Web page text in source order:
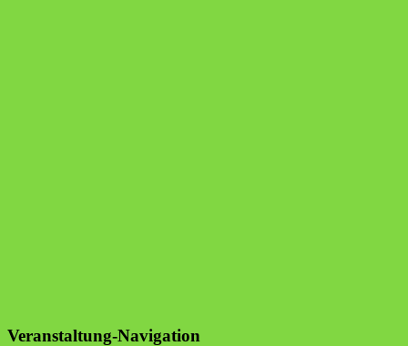
Veranstaltung-Navigation